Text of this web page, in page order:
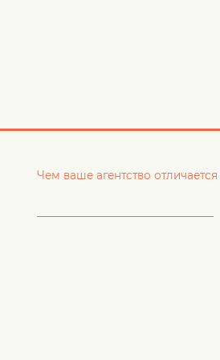
Чем ваше агентство